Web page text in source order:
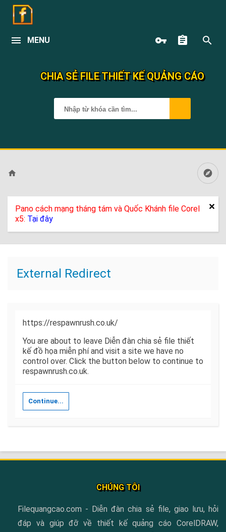
MENU
CHIA SẺ FILE THIẾT KẾ QUẢNG CÁO
Pano cách mạng tháng tám và Quốc Khánh file Corel
x5: Tại đây
External Redirect
https://respawnrush.co.uk/
You are about to leave Diễn đàn chia sẻ file thiết
kế đồ họa miễn phí and visit a site we have no
control over. Click the button below to continue to
respawnrush.co.uk.
Continue...
CHÚNG TÔI
Filequangcao.com - Diễn đàn chia sẻ file, giao lưu, hỏi
đáp và giúp đỡ về thiết kế quảng cáo CorelDRAW,